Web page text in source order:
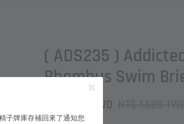
( ADS235 )
Rhombus Swim
NT$ 1,550 TWD
子牌庫存補回來了通知您